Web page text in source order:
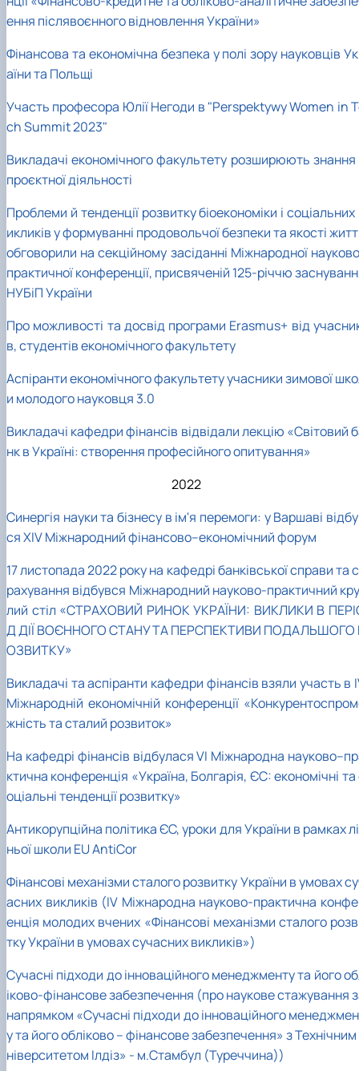
ення післявоєнного відновлення України»
Фінансова та економічна безпека у полі зору науковців
аїни та Польщі
Участь професора Юлії Негоди в "Perspektywy Women in
ch Summit 2023"
Викладачі економічного факультету розширюють знання
проєктної діяльності
Проблеми й тенденції розвитку біоекономіки і соціальних
икликів у формуванні продовольчої безпеки та якості
обговорили на секційному засіданні Міжнародної
практичної конференції, присвяченій 125-річчю
НУБіП України
Про можливості та досвід програми Erasmus+ від
в, студентів економічного факультету
Аспіранти економічного факультету учасники зимової
и молодого науковця 3.0
Викладачі кафедри фінансів відвідали лекцію «Світовий
нк в Україні: створення професійного опитування»
2022
Синергія науки та бізнесу в ім'я перемоги: у Варшаві
ся ХIV Міжнародний фінансово–економічний форум
17 листопада 2022 року на кафедрі банківської справи та
рахування відбувся Міжнародний науково-практичний
лий стіл «СТРАХОВИЙ РИНОК УКРАЇНИ: ВИКЛИКИ В
Д ДІЇ ВОЄННОГО СТАНУ ТА ПЕРСПЕКТИВИ ПОДАЛЬШОГО
ОЗВИТКУ»
Викладачі та аспіранти кафедри фінансів взяли участь в
Міжнародній економічній конференції
жність та сталий розвиток»
На кафедрі фінансів відбулася VІ Міжнародна
ктична конференція «Україна, Болгарія, ЄС: економічні та
оціальні тенденції розвитку»
Антикорупційна політика ЄС, уроки для України в рамках
ньої школи EU AntiCor
Фінансові механізми сталого розвитку України в умовах
асних викликів (IV Міжнародна науково-практична
енція молодих вчених «Фінансові механізми сталого
тку України в умовах сучасних викликів»)
Сучасні підходи до інноваційного менеджменту та його
іково-фінансове забезпечення (про наукове стажування
напрямком «Сучасні підходи до інноваційного
у та його обліково – фінансове забезпечення» з Технічним
ніверситетом Ілдіз» - м.Стамбул (Туреччина))